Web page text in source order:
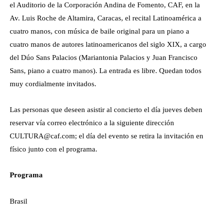
el Auditorio de la Corporación Andina de Fomento, CAF, en la
Av. Luis Roche de Altamira, Caracas, el recital Latinoamérica a
cuatro manos, con música de baile original para un piano a
cuatro manos de autores latinoamericanos del siglo XIX, a cargo
del Dúo Sans Palacios (Mariantonia Palacios y Juan Francisco
Sans, piano a cuatro manos). La entrada es libre. Quedan todos
muy cordialmente invitados.
Las personas que deseen asistir al concierto el día jueves deben
reservar vía correo electrónico a la siguiente dirección
CULTURA@caf.com; el día del evento se retira la invitación en
físico junto con el programa.
Programa
Brasil